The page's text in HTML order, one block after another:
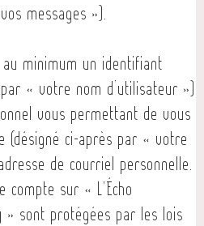
messages »).
minimum un identifiant
« votre nom d’utilisateur »)
vous permettant de vous
(désigné ci-après par « votre
de courriel personnelle.
compte sur « L'Écho
» sont protégées par les lois